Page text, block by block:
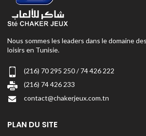
Nous sommes les leaders dans le domaine
loisirs en Tunisie.
(216) 70 295 250 / 74 426 222
(216) 74 426 233
contact@chakerjeux.com.tn
PLAN DU SITE